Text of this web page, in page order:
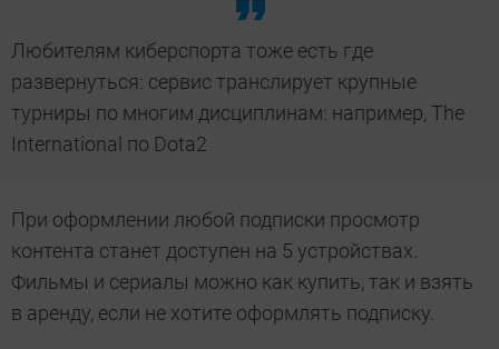
Любителям киберспорта тоже есть где
развернуться: сервис транслирует крупные
турниры по многим дисциплинам: например, The
International по Dota2
При оформлении любой подписки просмотр
контента станет доступен на 5 устройствах.
Фильмы и сериалы можно как купить, так и взять
в аренду, если не хотите оформлять подписку.